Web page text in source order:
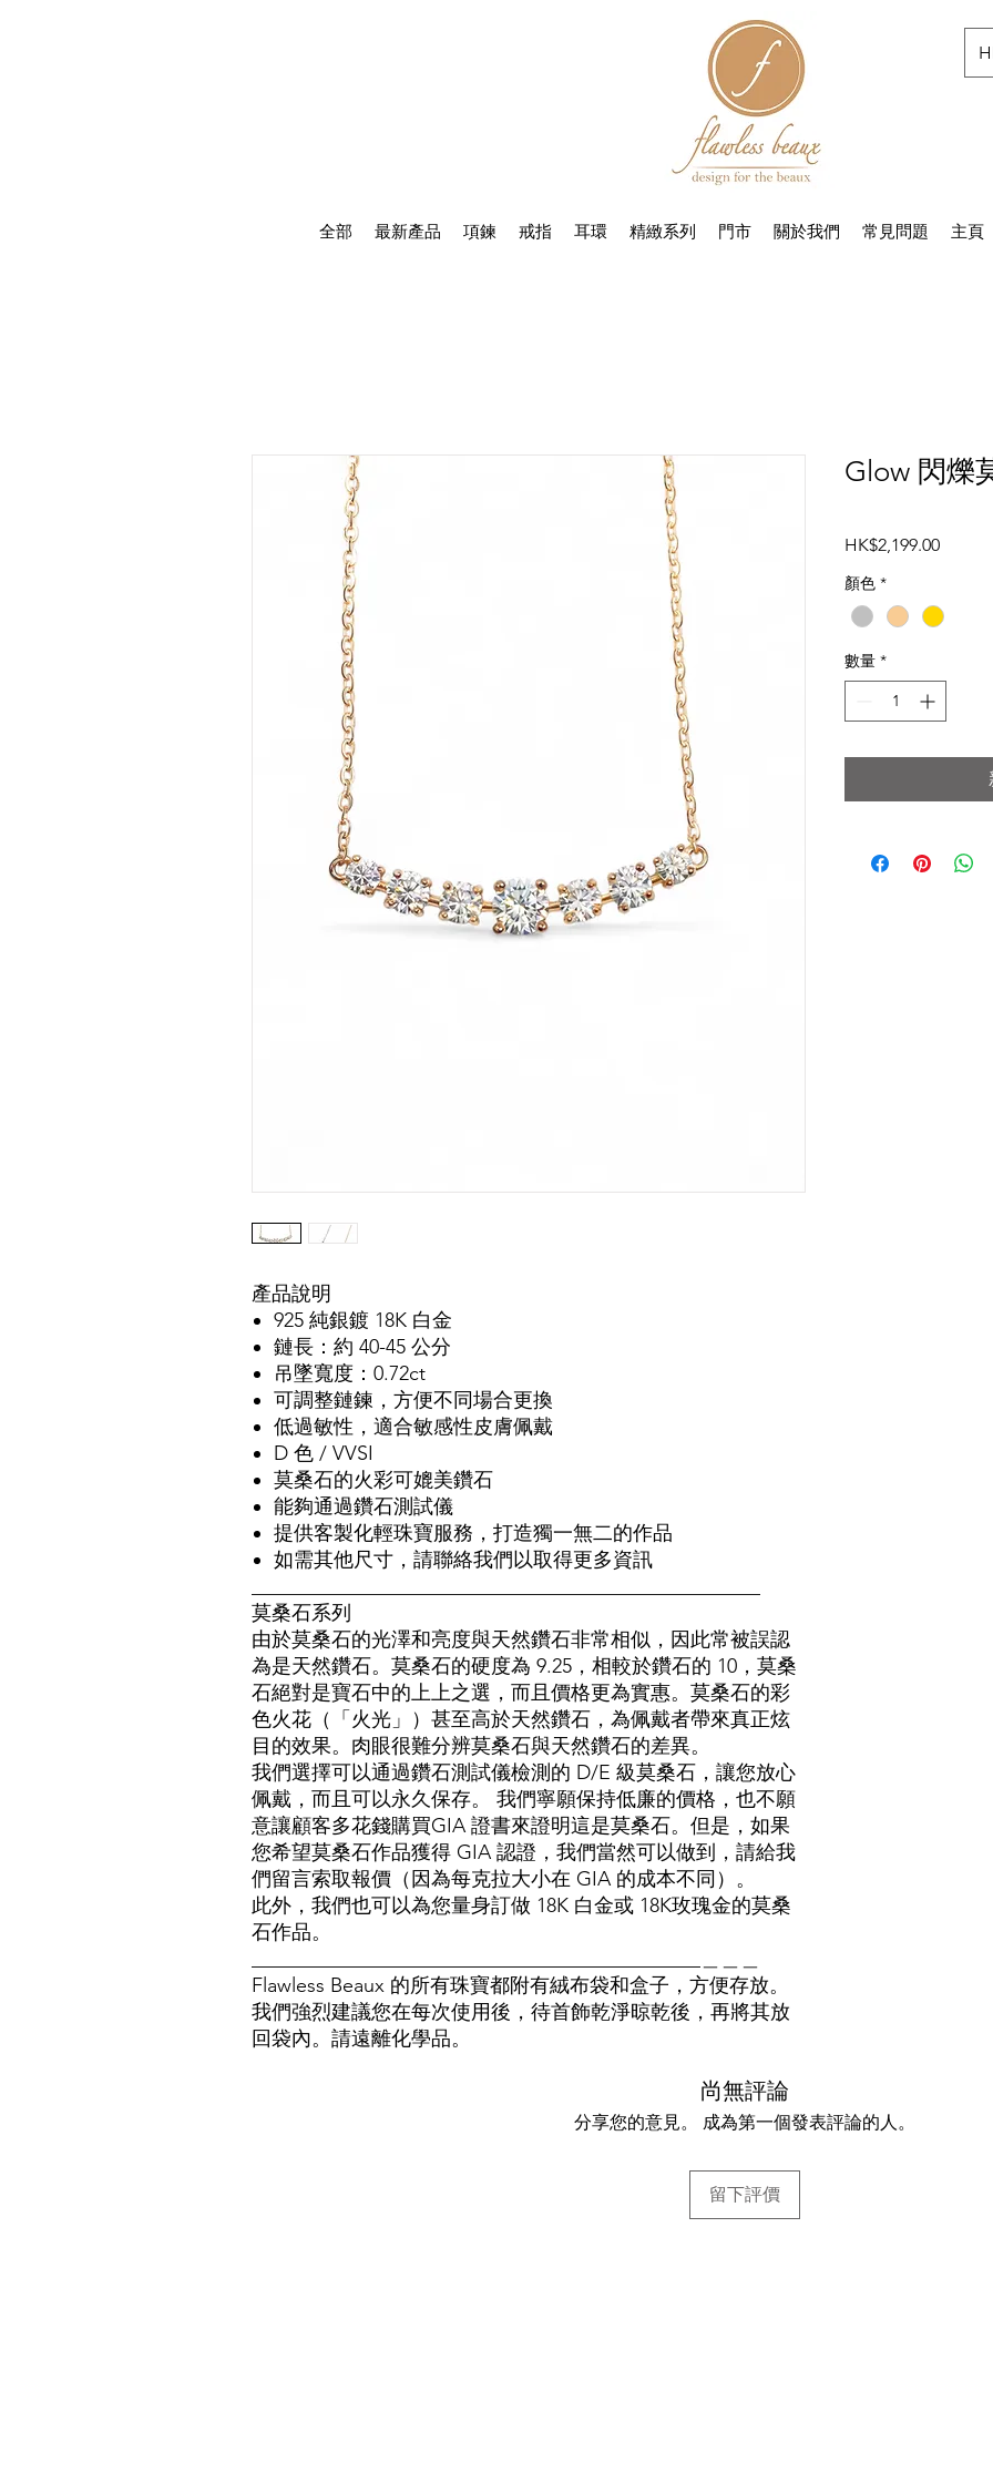
全部 最新產品 項鍊 戒指 耳環 精緻系列 門市 關於我們 常見問題 主頁
產品說明
925 純銀鍍 18K 白金
鏈長：約 40-45 公分
吊墜寬度：0.72ct
可調整鏈鍊，方便不同場合更換
低過敏性，適合敏感性皮膚佩戴
D 色 / VVSI
莫桑石的火彩可媲美鑽石
能夠通過鑽石測試儀
提供客製化輕珠寶服務，打造獨一無二的作品
如需其他尺寸，請聯絡我們以取得更多資訊
莫桑石系列
由於莫桑石的光澤和亮度與天然鑽石非常相似，因此常被誤認
為是天然鑽石。莫桑石的硬度為 9.25，相較於鑽石的 10，莫桑
石絕對是寶石中的上上之選，而且價格更為實惠。莫桑石的彩
色火花（「火光」）甚至高於天然鑽石，為佩戴者帶來真正炫
目的效果。肉眼很難分辨莫桑石與天然鑽石的差異。
我們選擇可以通過鑽石測試儀檢測的 D/E 級莫桑石，讓您放心
佩戴，而且可以永久保存。 我們寧願保持低廉的價格，也不願
意讓顧客多花錢購買GIA 證書來證明這是莫桑石。但是，如果
您希望莫桑石作品獲得 GIA 認證，我們當然可以做到，請給我
們留言索取報價（因為每克拉大小在 GIA 的成本不同）。
此外，我們也可以為您量身訂做 18K 白金或 18K玫瑰金的莫桑
石作品。
Flawless Beaux 的所有珠寶都附有絨布袋和盒子，方便存放。
我們強烈建議您在每次使用後，待首飾乾淨晾乾後，再將其放
回袋內。請遠離化學品。
Glow 閃爍
HK$2,199.00價
顏色 *
數量 *
尚無評論
分享您的意見。 成為第一個發表評論的人。
留下評價